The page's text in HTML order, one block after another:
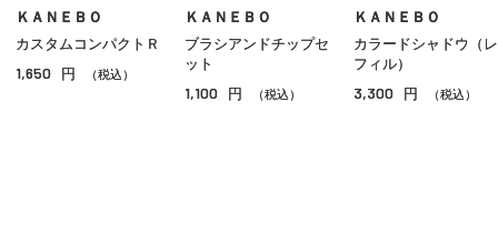
グロス
チーク
シェーディング・ハイライト
ＫＡＮＥＢＯ
カスタムコンパクトＲ
1,650 円 （税込）
ＫＡＮＥＢＯ
ブラシアンドチップセ
ット
1,100 円 （税込）
ＫＡＮＥＢＯ
カラードシャドウ（レ
フィル）
3,300 円 （税込）